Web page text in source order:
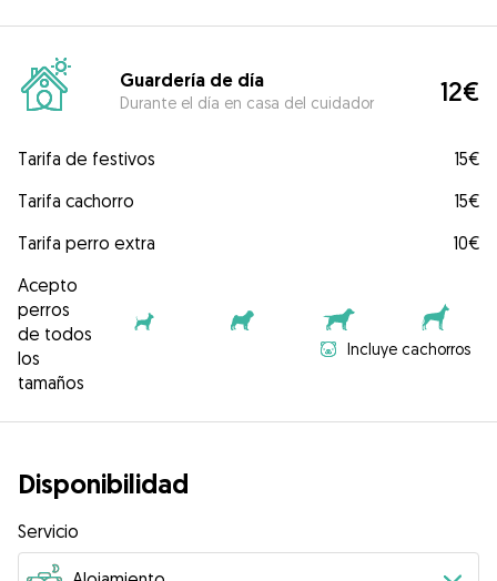
Guardería de día
Durante el día en casa del cuidador 12€
Tarifa de festivos
15€
Tarifa cachorro
15€
Tarifa perro extra
10€
Acepto
perros
de todos
los
tamaños
Incluye cachorros
Disponibilidad
Servicio